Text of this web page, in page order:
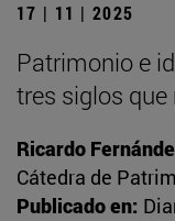
17 | 11 | 2025
Patrimonio e
tres siglos
Ricardo
Cátedra de
Publicado en: